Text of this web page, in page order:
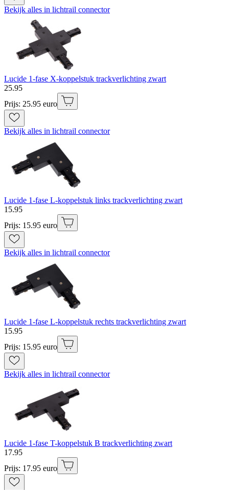
Bekijk alles in lichtrail connector
Lucide 1-fase X-koppelstuk trackverlichting zwart
25.95
Prijs: 25.95 euro
Bekijk alles in lichtrail connector
Lucide 1-fase L-koppelstuk links trackverlichting zwart
15.95
Prijs: 15.95 euro
Bekijk alles in lichtrail connector
Lucide 1-fase L-koppelstuk rechts trackverlichting zwart
15.95
Prijs: 15.95 euro
Bekijk alles in lichtrail connector
Lucide 1-fase T-koppelstuk B trackverlichting zwart
17.95
Prijs: 17.95 euro